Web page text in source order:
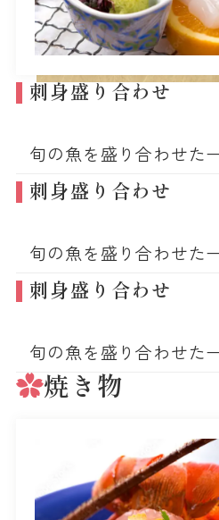
刺身盛り合わせ
旬の魚を盛り合わせた
刺身盛り合わせ
旬の魚を盛り合わせた
刺身盛り合わせ
旬の魚を盛り合わせた
焼き物